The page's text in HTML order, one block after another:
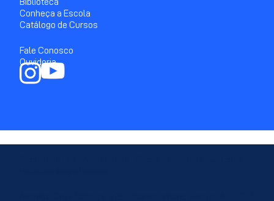
Conheça a Escola
Catálogo de Cursos
Fale Conosco
Ouvidoria